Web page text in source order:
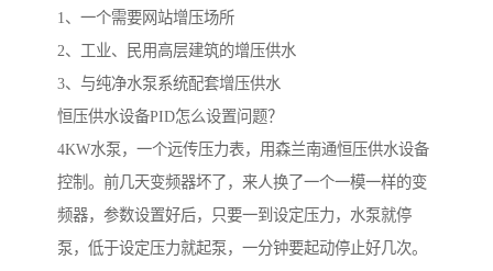
1、一个需要网站增压场所
2、工业、民用高层建筑的增压供水
3、与纯净水泵系统配套增压供水
恒压供水设备PID怎么设置问题？
4KW水泵，一个远传压力表，用森兰南通恒压供水设备
控制。前几天变频器坏了，来人换了一个一模一样的变
频器，参数设置好后，只要一到设定压力，水泵就停
泵，低于设定压力就起泵，一分钟要起动停止好几次。